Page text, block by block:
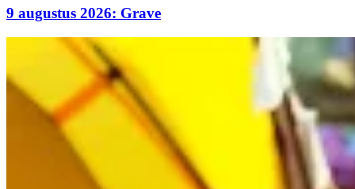
9 augustus 2026: Grave